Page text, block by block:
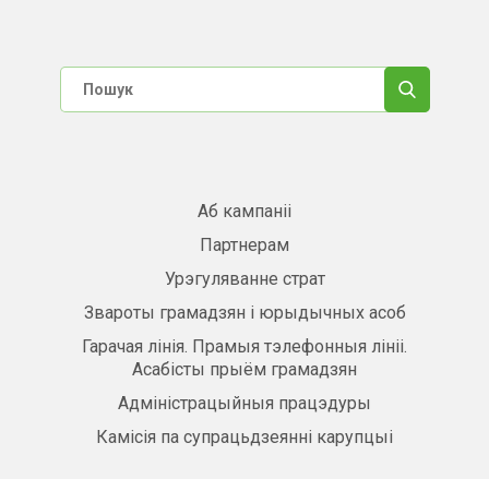
Аб кампаніі
Партнерам
Урэгуляванне страт
Звароты грамадзян і юрыдычных асоб
Гарачая лінія. Прамыя тэлефонныя лініі.
Асабісты прыём грамадзян
Адміністрацыйныя працэдуры
Камісія па супрацьдзеянні карупцыі